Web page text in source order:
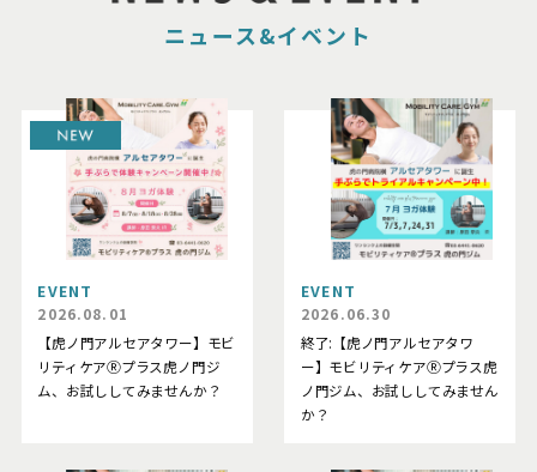
ニュース&イベント
NEW
EVENT
2026.08.01
【虎ノ門アルセアタワー】モビ
リティケアⓇプラス虎ノ門ジ
ム、お試ししてみませんか？
EVENT
2026.06.30
終了:【虎ノ門アルセアタワ
ー】モビリティケアⓇプラス虎
ノ門ジム、お試ししてみません
か？